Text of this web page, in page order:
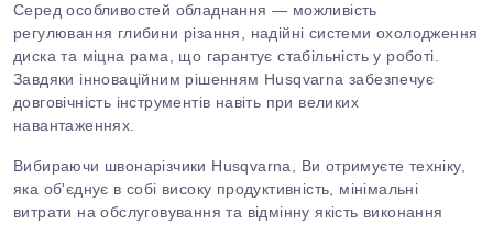
Серед особливостей обладнання — можливість
регулювання глибини різання, надійні системи охолодження
диска та міцна рама, що гарантує стабільність у роботі.
Завдяки інноваційним рішенням Husqvarna забезпечує
довговічність інструментів навіть при великих
навантаженнях.
Вибираючи швонарізчики Husqvarna, Ви отримуєте техніку,
яка об'єднує в собі високу продуктивність, мінімальні
витрати на обслуговування та відмінну якість виконання